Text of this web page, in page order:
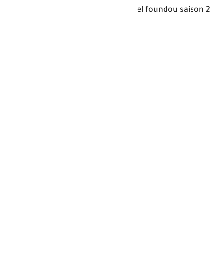
el foundou saison 2